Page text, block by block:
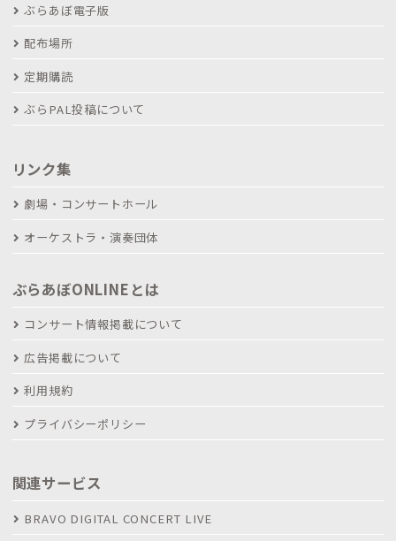
ぶらあぼ電子版
配布場所
定期購読
ぶらPAL投稿について
リンク集
劇場・コンサートホール
オーケストラ・演奏団体
ぶらあぼONLINEとは
コンサート情報掲載について
広告掲載について
利用規約
プライバシーポリシー
関連サービス
BRAVO DIGITAL CONCERT LIVE